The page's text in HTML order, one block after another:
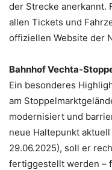
der Strecke anerkannt.
allen Tickets und
offiziellen Website der
Bahnhof Vechta-
Ein besonderes
am
modernisiert und
neue Haltepunkt
29.06.2025), soll er
fertiggestellt werden –